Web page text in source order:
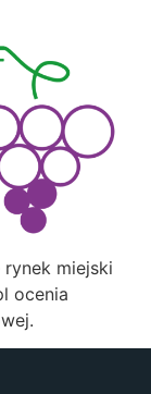
miejski
ocenia